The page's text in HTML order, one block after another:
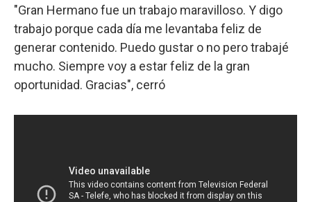
"Gran Hermano fue un trabajo maravilloso. Y digo
trabajo porque cada día me levantaba feliz de
generar contenido. Puedo gustar o no pero trabajé
mucho. Siempre voy a estar feliz de la gran
oportunidad. Gracias", cerró